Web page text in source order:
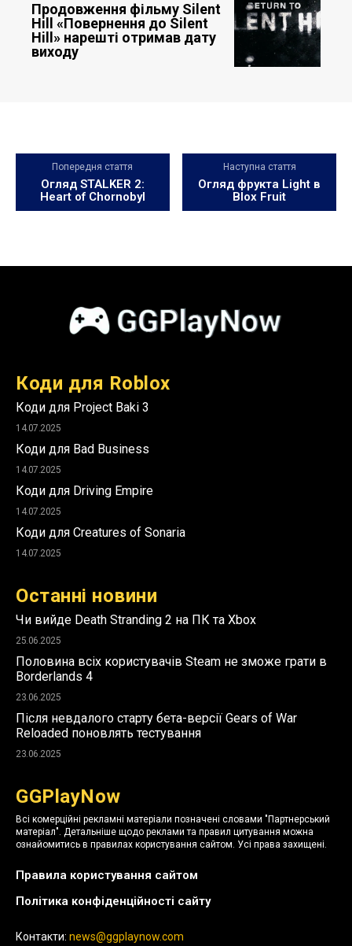
Продовження фільму Silent
Hill «Повернення до Silent
Hill» нарешті отримав дату
виходу
Попередня стаття
Огляд STALKER 2:
Heart of Chornobyl
Наступна стаття
Огляд фрукта Light в
Blox Fruit
Коди для Roblox
Коди для Project Baki 3
14.07.2025
Коди для Bad Business
14.07.2025
Коди для Driving Empire
14.07.2025
Коди для Creatures of Sonaria
14.07.2025
Останні новини
Чи вийде Death Stranding 2 на ПК та Xbox
25.06.2025
Половина всіх користувачів Steam не зможе грати в
Borderlands 4
23.06.2025
Після невдалого старту бета-версії Gears of War
Reloaded поновлять тестування
23.06.2025
GGPlayNow
Всі комерційні рекламні матеріали позначені словами "Партнерський
матеріал". Детальніше щодо реклами та правил цитування можна
ознайомитись в правилах користування сайтом. Усі права захищені.
Правила користування сайтом
Політика конфіденційності сайту
Контакти: news@ggplaynow.com